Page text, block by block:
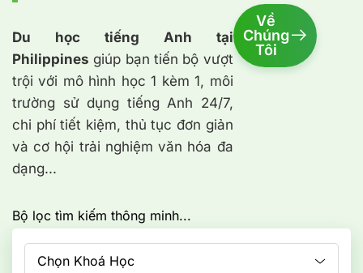
Du học tiếng Anh tại
Philippines giúp bạn tiến bộ vượt
trội với mô hình học 1 kèm 1, môi
trường sử dụng tiếng Anh 24/7,
chi phí tiết kiệm, thủ tục đơn giản
và cơ hội trải nghiệm văn hóa đa
dạng...
Về
Chúng
Tôi
Bộ lọc tìm kiếm thông minh...
Chọn Khoá Học